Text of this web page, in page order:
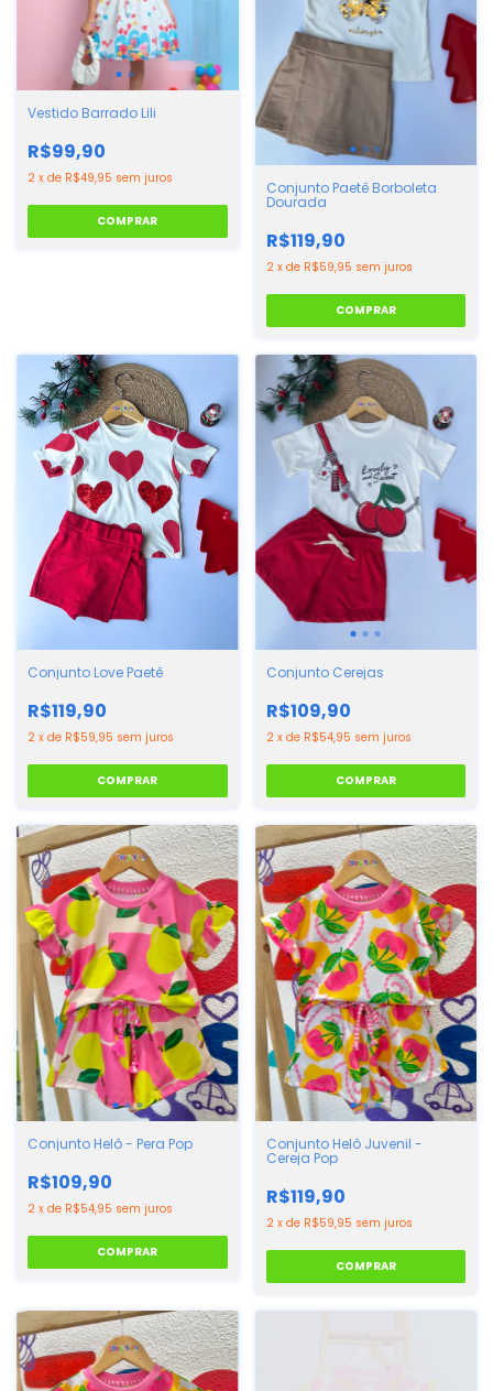
Vestido Barrado Lili
R$99,90
2 x de R$49,95 sem juros
COMPRAR
Conjunto Paetê Borboleta
Dourada
R$119,90
2 x de R$59,95 sem juros
COMPRAR
Conjunto Love Paetê
R$119,90
2 x de R$59,95 sem juros
COMPRAR
Conjunto Cerejas
R$109,90
2 x de R$54,95 sem juros
COMPRAR
Conjunto Helô - Pera Pop
R$109,90
2 x de R$54,95 sem juros
COMPRAR
Conjunto Helô Juvenil -
Cereja Pop
R$119,90
2 x de R$59,95 sem juros
COMPRAR